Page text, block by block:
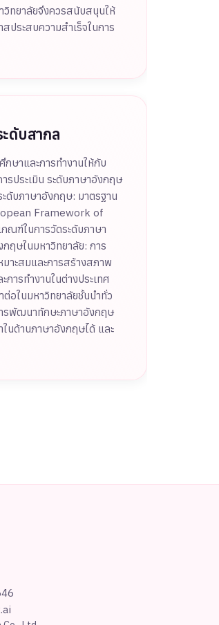
วิทยาลัยจึงควรสนับสนุนให้
ประสบความสำเร็จในการ
ดับสากล
ษาและการทำงานให้กับ
รประเมิน ระดับภาษาอังกฤษ
ดับภาษาอังกฤษ: มาตรฐาน
Framework of
ณฑ์ในการวัดระดับภาษา
ฤษในมหาวิทยาลัย: การ
าะสมและการสร้างสภาพ
ารทำงานในต่างประเทศ
อในมหาวิทยาลัยชั้นนำทั่ว
ารพัฒนาทักษะภาษาอังกฤษ
นด้านภาษาอังกฤษได้ และ